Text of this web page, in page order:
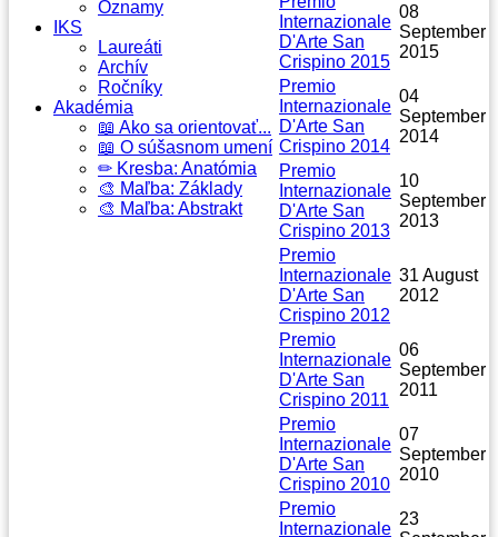
Oznamy
IKS
Laureáti
Archív
Ročníky
Akadémia
📖 Ako sa orientovať...
📖 O súšasnom umení
✏ Kresba: Anatómia
🎨 Maľba: Základy
🎨 Maľba: Abstrakt
Internazionale
D'Arte San
Crispino 2015
08
September
2015
Premio
Internazionale
D'Arte San
Crispino 2014
04
September
2014
Premio
Internazionale
D'Arte San
Crispino 2013
10
September
2013
Premio
Internazionale
D'Arte San
Crispino 2012
31 August
2012
Premio
Internazionale
D'Arte San
Crispino 2011
06
September
2011
Premio
Internazionale
D'Arte San
Crispino 2010
07
September
2010
Premio
Internazionale
23